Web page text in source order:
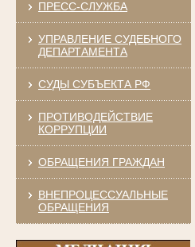
ПРЕСС-СЛУЖБА
УПРАВЛЕНИЕ СУДЕБНОГО
ДЕПАРТАМЕНТА
СУДЫ СУБЪЕКТА РФ
ПРОТИВОДЕЙСТВИЕ
КОРРУПЦИИ
ОБРАЩЕНИЯ ГРАЖДАН
ВНЕПРОЦЕССУАЛЬНЫЕ
ОБРАЩЕНИЯ